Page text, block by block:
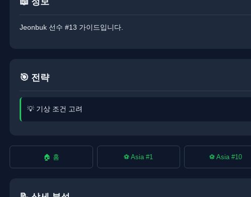
Jeonbuk 선수 #13 가이드입니다.
🎯 전략
💡 기상 조건 고려
🏠 홈 ⚽ Asia #1 ⚽ Asia #10